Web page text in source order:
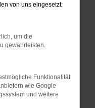
Seiten
in einem
vorübergehende
von uns eingesetzt:
um die
gewährleisten.
Funktionalität
wie Google
und weitere